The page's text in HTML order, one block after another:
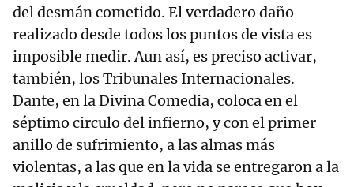
del desmán cometido. El verdadero daño
realizado desde todos los puntos de vista es
imposible medir. Aun así, es preciso activar,
también, los Tribunales Internacionales.
Dante, en la Divina Comedia, coloca en el
séptimo circulo del infierno, y con el primer
anillo de sufrimiento, a las almas más
violentas, a las que en la vida se entregaron a la